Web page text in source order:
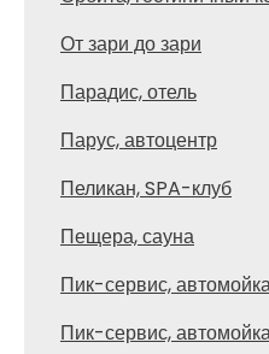
От зари до зари
Парадис, отель
Парус, автоцентр
Пеликан, SPA-клуб
Пещера, сауна
Пик-сервис,
Пик-сервис,